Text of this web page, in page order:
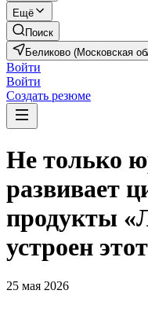
Ещё
Поиск
Беликово (Московская
Войти
Войти
Создать резюме
Не только
развивает
продукты
устроен
25 мая 2026